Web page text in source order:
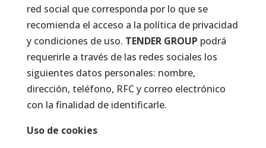
red social que corresponda por lo que se
recomienda el acceso a la política de privacidad
y condiciones de uso. TENDER GROUP podrá
requerirle a través de las redes sociales los
siguientes datos personales: nombre,
dirección, teléfono, RFC y correo electrónico
con la finalidad de identificarle.
Uso de cookies